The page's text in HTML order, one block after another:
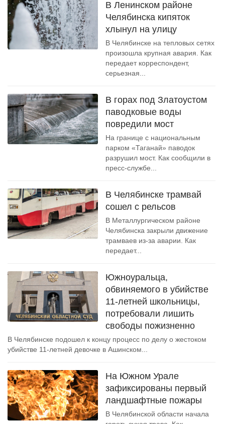
В Ленинском районе
Челябинска кипяток
хлынул на улицу
В Челябинске на тепловых сетях
произошла крупная авария. Как
передает корреспондент,
серьезная...
В горах под Златоустом
паводковые воды
повредили мост
На границе с национальным
парком «Таганай» паводок
разрушил мост. Как сообщили в
пресс-службе...
В Челябинске трамвай
сошел с рельсов
В Металлургическом районе
Челябинска закрыли движение
трамваев из-за аварии. Как
передает...
Южноуральца,
обвиняемого в убийстве
11-летней школьницы,
потребовали лишить
свободы пожизненно
В Челябинске подошел к концу процесс по делу о жестоком
убийстве 11-летней девочке в Ашинском...
На Южном Урале
зафиксированы первый
ландшафтные пожары
В Челябинской области начала